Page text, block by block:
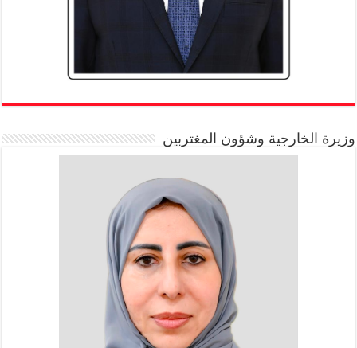
وزيرة الخارجية وشؤون المغتربين